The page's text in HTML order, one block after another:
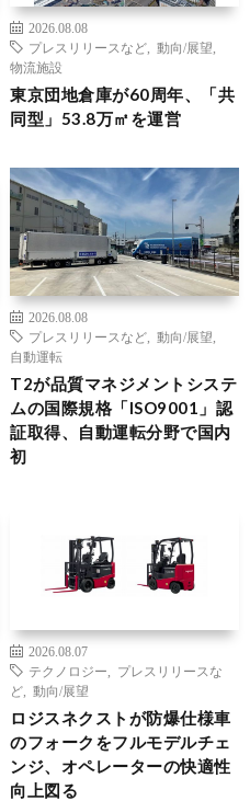
2026.08.08
プレスリリースなど
動向/展望
物流施設
東京団地倉庫が60周年、「共
同型」53.8万㎡を運営
2026.08.08
プレスリリースなど
動向/展望
自動運転
T2が品質マネジメントシステ
ムの国際規格「ISO9001」認
証取得、自動運転分野で国内
初
2026.08.07
テクノロジー
プレスリリースな
ど
動向/展望
ロジスネクストが防爆仕様車
のフォークをフルモデルチェ
ンジ、オペレーターの快適性
向上図る